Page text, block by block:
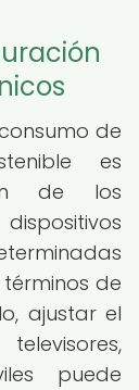
de
es
de los
de
ajustar el
puede